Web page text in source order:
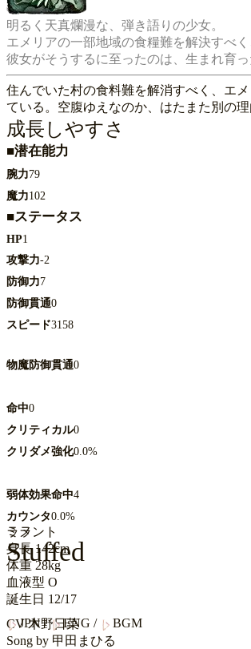
明るく天真爛漫な、弾き語りの少女。
エメリアの一部地域の食糧難を解決すべく
住んでいた村の食料難を解消すべく、エ
ている。空腹ゆえなのか、はたまた別の
成長しやすさ
■潜在能力
腕力79
魔力102
■ステータス
HP1
攻撃力-2
防御力7
防御貫通0
スピード3158
物魔防御貫通0
命中0
クリティカル0
クリダメ強化0.0%
弱体効果命中4
カウンタ0.0%
ミラ
身長 142cm
体重 28kg
血液型 O
誕生日 12/17
ラメント
Stuffed
JPN/ ENG / BGM
CV 木野日菜
Song by 甲田まひる